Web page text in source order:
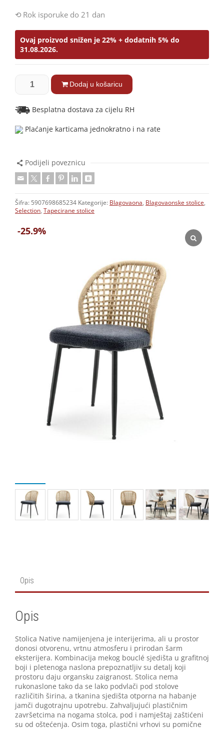
-25.9%
Rok isporuke do 21 dan
Ovaj proizvod snižen je 22% + dodatnih 5% do
31.08.2026.
Dodaj u košaricu
Besplatna dostava za cijelu RH
Plaćanje karticama jednokratno i na rate
Podijeli poveznicu
Šifra: 5907698685234 Kategorije: Blagovaona, Blagovaonske stolice,
Selection, Tapecirane stolice
Opis
Opis
Stolica Native namijenjena je interijerima, ali u prostor
donosi otvorenu, vrtnu atmosferu i prirodan šarm
eksterijera. Kombinacija mekog bouclé sjedišta u grafitnoj
boji i pletenoga naslona prepoznatljiv su detalj koji
prostoru daju organsku zaigranost. Stolica nema
rukonaslone tako da se lako podvlači pod stolove
različitih širina, a tkanina sjedišta otporna na habanje
jamči dugotrajnu upotrebu. Zahvaljujući plastičnim
završetcima na nogama stolca, pod i namještaj zaštićeni
su od oštećenja. Osim toga, plastični vrhovi su pomične